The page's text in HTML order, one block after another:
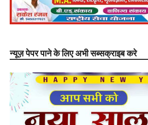
न्यूज़ पेपर पाने के लिए अभी सब्सक्राइब करे